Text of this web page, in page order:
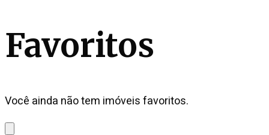
Favoritos
Você ainda não tem imóveis favoritos.